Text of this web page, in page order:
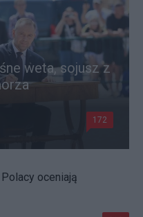
weta, sojusz z
172
oceniają